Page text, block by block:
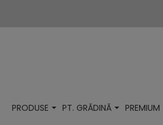
PRODUSE PT. GRĂDINĂ PREMIUM